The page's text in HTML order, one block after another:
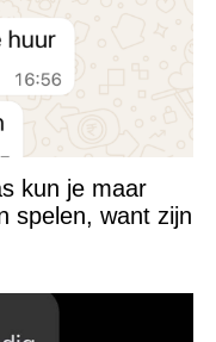
kun je maar
spelen, want zijn